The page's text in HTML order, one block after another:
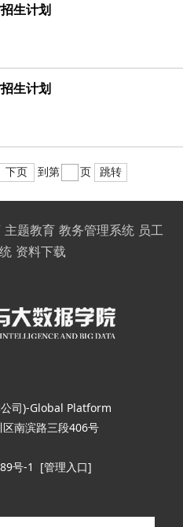
生计划
生计划
下页 到第 页 跳转
主题教育 教务管理系统 员工
资料下载
司)-Global Platform
南滨路三段406号
号-1 [管理入口]